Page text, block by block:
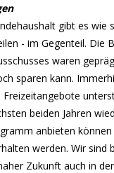
gibt es wie
- im Gegenteil. Die
waren
sparen kann.
beiden Jahren
anbieten
werden. Wir sind
Zukunft auch in